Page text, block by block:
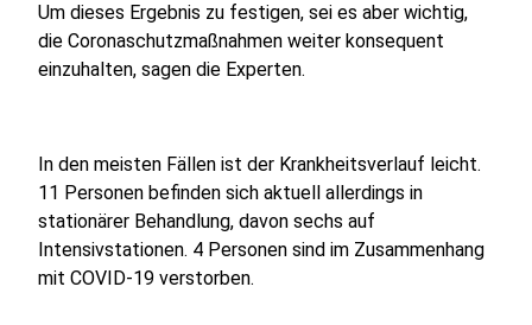
Um dieses Ergebnis zu festigen, sei es aber wichtig,
die Coronaschutzmaßnahmen weiter konsequent
einzuhalten, sagen die Experten.
In den meisten Fällen ist der Krankheitsverlauf leicht.
11 Personen befinden sich aktuell allerdings in
stationärer Behandlung, davon sechs auf
Intensivstationen. 4 Personen sind im Zusammenhang
mit COVID-19 verstorben.